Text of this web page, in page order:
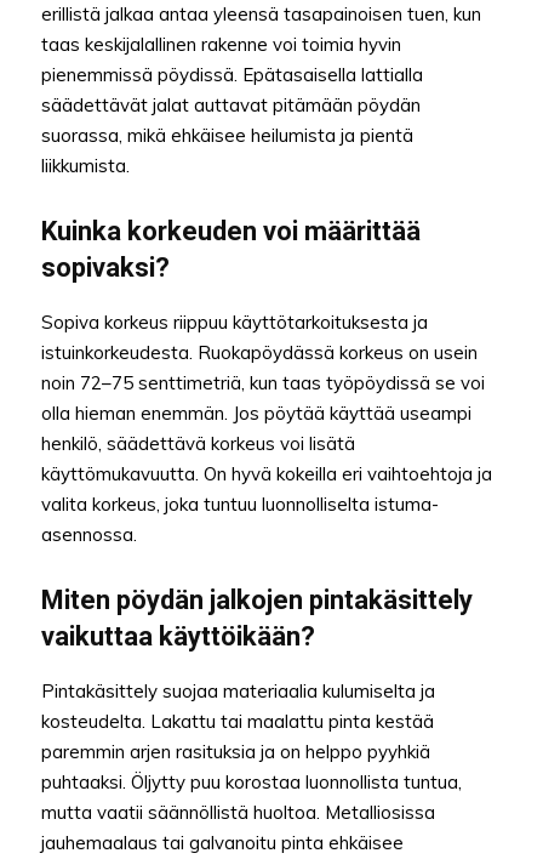
erillistä jalkaa antaa yleensä tasapainoisen tuen, kun
taas keskijalallinen rakenne voi toimia hyvin
pienemmissä pöydissä. Epätasaisella lattialla
säädettävät jalat auttavat pitämään pöydän
suorassa, mikä ehkäisee heilumista ja pientä
liikkumista.
Kuinka korkeuden voi määrittää
sopivaksi?
Sopiva korkeus riippuu käyttötarkoituksesta ja
istuinkorkeudesta. Ruokapöydässä korkeus on usein
noin 72–75 senttimetriä, kun taas työpöydissä se voi
olla hieman enemmän. Jos pöytää käyttää useampi
henkilö, säädettävä korkeus voi lisätä
käyttömukavuutta. On hyvä kokeilla eri vaihtoehtoja ja
valita korkeus, joka tuntuu luonnolliselta istuma-
asennossa.
Miten pöydän jalkojen pintakäsittely
vaikuttaa käyttöikään?
Pintakäsittely suojaa materiaalia kulumiselta ja
kosteudelta. Lakattu tai maalattu pinta kestää
paremmin arjen rasituksia ja on helppo pyyhkiä
puhtaaksi. Öljytty puu korostaa luonnollista tuntua,
mutta vaatii säännöllistä huoltoa. Metalliosissa
jauhemaalaus tai galvanoitu pinta ehkäisee